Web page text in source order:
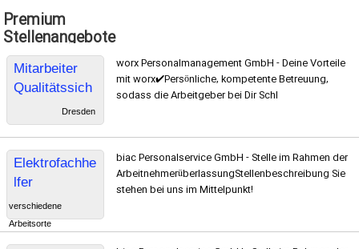
Premium
Stellenangebote
Mitarbeiter
Qualitätssich
Dresden
worx Personalmanagement GmbH - Deine Vorteile
mit worx✔️Persönliche, kompetente Betreuung,
sodass die Arbeitgeber bei Dir Schl
Elektrofachhe
lfer
verschiedene
Arbeitsorte
biac Personalservice GmbH - Stelle im Rahmen der
ArbeitnehmerüberlassungStellenbeschreibung Sie
stehen bei uns im Mittelpunkt!